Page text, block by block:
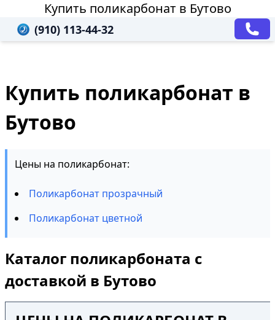
Купить поликарбонат в Бутово
(910) 113-44-32
Купить поликарбонат в
Бутово
Цены на поликарбонат:
Поликарбонат прозрачный
Поликарбонат цветной
Каталог поликарбоната с
доставкой в Бутово